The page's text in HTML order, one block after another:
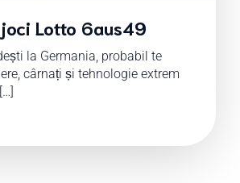
Lotto 6aus49
la Germania, probabil te
cârnați și tehnologie extrem